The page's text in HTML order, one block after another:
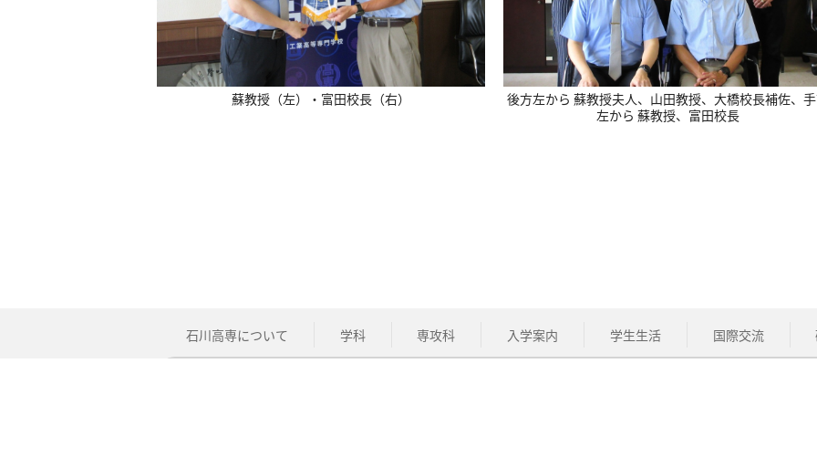
蘇教授（左）・富田校長（右）
後方左から 蘇教授夫人、山田教授、大橋校長補佐、
左から 蘇教授、富田校長
石川高専について 学科 専攻科 入学案内 学生生活 国際交流